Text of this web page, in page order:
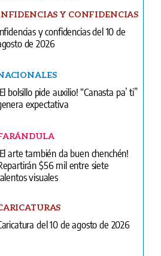
Y CONFIDENCIAS
y confidencias del 10 de
de 2026
bolsillo pide auxilio! “Canasta pa’ ti”
expectativa
arte también da buen chenchén!
$56 mil entre siete
visuales
del 10 de agosto de 2026